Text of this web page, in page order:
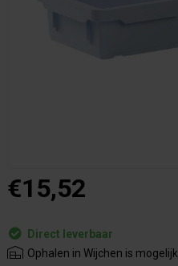
€15,52
Direct leverbaar
Ophalen in Wijchen is mogelijk.